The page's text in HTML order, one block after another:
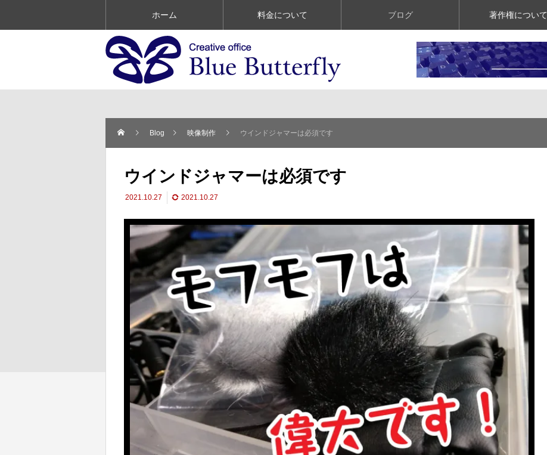
ホーム 料金について ブログ 著作権について
Blog 映像制作 ウインドジャマーは必須です
ウインドジャマーは必須です
2021.10.27 2021.10.27